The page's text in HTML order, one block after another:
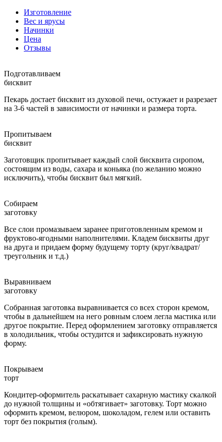
Изготовление
Вес и ярусы
Начинки
Цена
Отзывы
Подготавливаем
бисквит
Пекарь достает бисквит из духовой печи, остужает и разрезает
на 3-6 частей в зависимости от начинки и размера торта.
Пропитываем
бисквит
Заготовщик пропитывает каждый слой бисквита сиропом,
состоящим из воды, сахара и коньяка (по желанию можно
исключить), чтобы бисквит был мягкий.
Собираем
заготовку
Все слои промазываем заранее приготовленным кремом и
фруктово-ягодными наполнителями. Кладем бисквиты друг
на друга и придаем форму будущему торту (круг/квадрат/
треугольник и т.д.)
Выравниваем
заготовку
Собранная заготовка выравнивается со всех сторон кремом,
чтобы в дальнейшем на него ровным слоем легла мастика или
другое покрытие. Перед оформлением заготовку отправляется
в холодильник, чтобы остудится и зафиксировать нужную
форму.
Покрываем
торт
Кондитер-оформитель раскатывает сахарную мастику скалкой
до нужной толщины и «обтягивает» заготовку. Торт можно
оформить кремом, велюром, шоколадом, гелем или оставить
торт без покрытия (голым).